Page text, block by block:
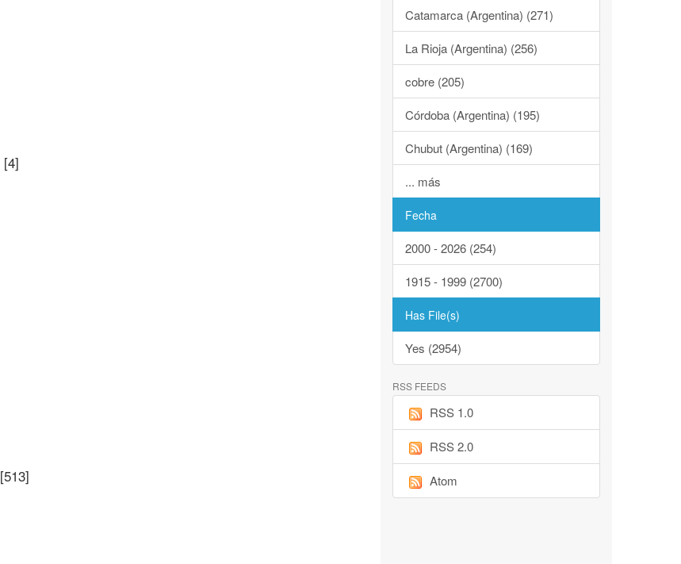
[4]
[513]
Catamarca (Argentina) (271)
La Rioja (Argentina) (256)
cobre (205)
Córdoba (Argentina) (195)
Chubut (Argentina) (169)
... más
Fecha
2000 - 2026 (254)
1915 - 1999 (2700)
Has File(s)
Yes (2954)
RSS FEEDS
RSS 1.0
RSS 2.0
Atom